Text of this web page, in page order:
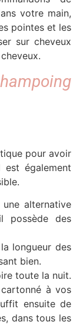
votre main,
pointes et les
sur cheveux
pour avoir
également
alternative
possède des
longueur des
bien.
toute la nuit.
à vos
ensuite de
dans tous les